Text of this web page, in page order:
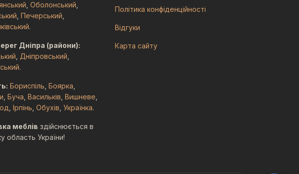
Оболонський
Печерський
.
Дніпра (райони):
Дніпровський
.
Бориспіль Боярка
Буча Васильків Вишневе
Ірпінь Обухів Українка.
меблів здійснюється в
область України!
Політика конфіденційності
Відгуки
Карта сайту